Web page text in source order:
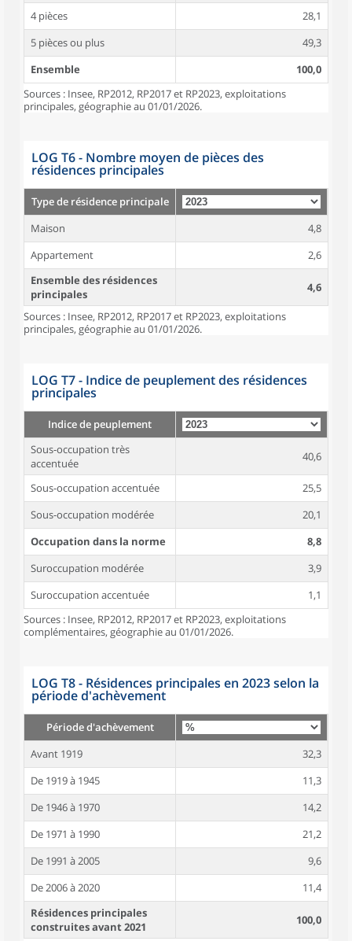
4 pièces
28,1
5 pièces ou plus
49,3
Ensemble
100,0
Sources : Insee, RP2012, RP2017 et RP2023, exploitations
principales, géographie au 01/01/2026.
LOG T6 - Nombre moyen de pièces des
résidences principales
Type de résidence principale
Maison
4,8
Appartement
2,6
Ensemble des résidences
principales
4,6
Sources : Insee, RP2012, RP2017 et RP2023, exploitations
principales, géographie au 01/01/2026.
LOG T7 - Indice de peuplement des résidences
principales
Indice de peuplement
Sous-occupation très
accentuée
40,6
Sous-occupation accentuée
25,5
Sous-occupation modérée
20,1
Occupation dans la norme
8,8
Suroccupation modérée
3,9
Suroccupation accentuée
1,1
Sources : Insee, RP2012, RP2017 et RP2023, exploitations
complémentaires, géographie au 01/01/2026.
LOG T8 - Résidences principales en 2023 selon la
période d'achèvement
Période d'achèvement
Avant 1919
32,3
De 1919 à 1945
11,3
De 1946 à 1970
14,2
De 1971 à 1990
21,2
De 1991 à 2005
9,6
De 2006 à 2020
11,4
Résidences principales
construites avant 2021
100,0